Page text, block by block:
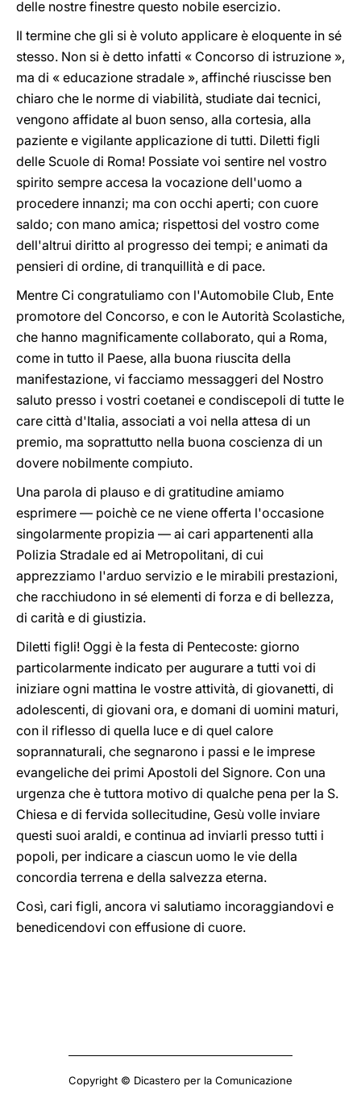
delle nostre finestre questo nobile esercizio.
Il termine che gli si è voluto applicare è eloquente in sé
stesso. Non si è detto infatti « Concorso di istruzione »,
ma di « educazione stradale », affinché riuscisse ben
chiaro che le norme di viabilità, studiate dai tecnici,
vengono affidate al buon senso, alla cortesia, alla
paziente e vigilante applicazione di tutti. Diletti figli
delle Scuole di Roma! Possiate voi sentire nel vostro
spirito sempre accesa la vocazione dell'uomo a
procedere innanzi; ma con occhi aperti; con cuore
saldo; con mano amica; rispettosi del vostro come
dell'altrui diritto al progresso dei tempi; e animati da
pensieri di ordine, di tranquillità e di pace.
Mentre Ci congratuliamo con l'Automobile Club, Ente
promotore del Concorso, e con le Autorità Scolastiche,
che hanno magnificamente collaborato, qui a Roma,
come in tutto il Paese, alla buona riuscita della
manifestazione, vi facciamo messaggeri del Nostro
saluto presso i vostri coetanei e condiscepoli di tutte le
care città d'Italia, associati a voi nella attesa di un
premio, ma soprattutto nella buona coscienza di un
dovere nobilmente compiuto.
Una parola di plauso e di gratitudine amiamo
esprimere — poichè ce ne viene offerta l'occasione
singolarmente propizia — ai cari appartenenti alla
Polizia Stradale ed ai Metropolitani, di cui
apprezziamo l'arduo servizio e le mirabili prestazioni,
che racchiudono in sé elementi di forza e di bellezza,
di carità e di giustizia.
Diletti figli! Oggi è la festa di Pentecoste: giorno
particolarmente indicato per augurare a tutti voi di
iniziare ogni mattina le vostre attività, di giovanetti, di
adolescenti, di giovani ora, e domani di uomini maturi,
con il riflesso di quella luce e di quel calore
soprannaturali, che segnarono i passi e le imprese
evangeliche dei primi Apostoli del Signore. Con una
urgenza che è tuttora motivo di qualche pena per la S.
Chiesa e di fervida sollecitudine, Gesù volle inviare
questi suoi araldi, e continua ad inviarli presso tutti i
popoli, per indicare a ciascun uomo le vie della
concordia terrena e della salvezza eterna.
Così, cari figli, ancora vi salutiamo incoraggiandovi e
benedicendovi con effusione di cuore.
Copyright © Dicastero per la Comunicazione